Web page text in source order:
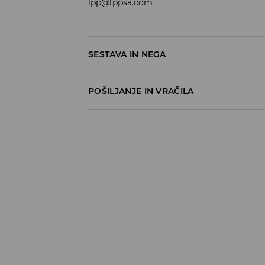
lpp@lppsa.com
SESTAVA IN NEGA
POŠILJANJE IN VRAČILA